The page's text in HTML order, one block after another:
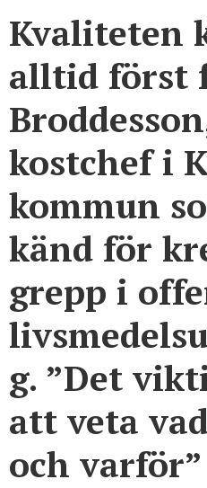
Kvaliteten
alltid först
kostchef i
kommun
känd för
grepp i
g. ”Det
att veta
och